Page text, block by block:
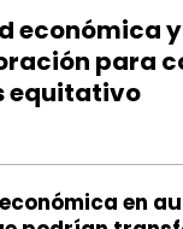
económica
para
equitativo
en